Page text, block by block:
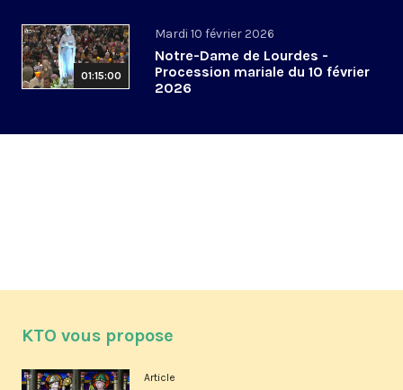
01:15:00
Mardi 10 février 2026
Notre-Dame de Lourdes -
Procession mariale du 10 février
2026
KTO vous propose
Article